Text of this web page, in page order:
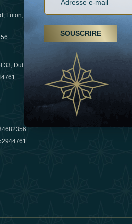
Luton,
33, Dubai, UAE
:
arabes unis
Evasions hivernales
Émirats : redéfinir le
10 March 2025
SOUSCRIRE